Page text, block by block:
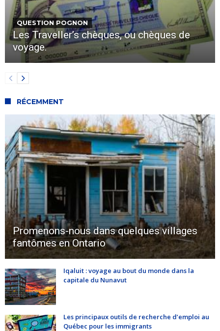
QUESTION POGNON
Les Traveller’s chèques, ou chèques de
voyage.
RÉCEMMENT
Promenons-nous dans quelques villages
fantômes en Ontario
Iqaluit : voyage au bout du monde dans la
capitale du Nunavut
Les principaux outils de recherche d’emploi au
Québec pour les immigrants